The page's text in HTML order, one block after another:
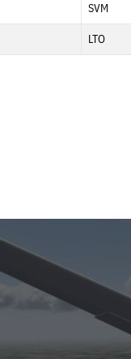
SVM
LTO